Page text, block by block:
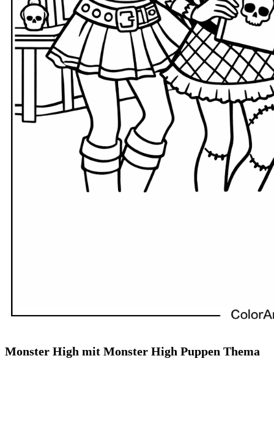
Monster High mit Monster High Puppen Thema